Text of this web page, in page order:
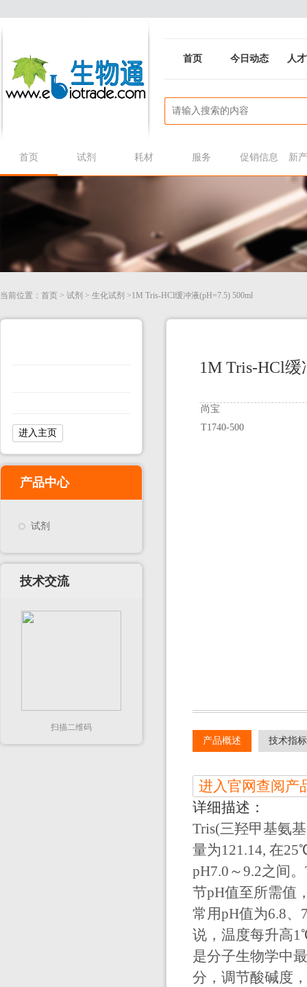
首页 今日动态 人
首页 试剂 耗材 服务 促销信息 新
当前位置： 首页 > 试剂 > 生化试剂 >1M Tris-HCl缓冲液(pH=7.5) 500ml
进入主页
产品中心
试剂
技术交流
扫描二维码
1M Tris-HCl缓
尚宝
T1740-500
产品概述 技术指
进入官网查阅产
详细描述：
Tris(三羟甲基氨
量为121.14, 在
pH7.0～9.2之间
节pH值至所需值
常用pH值为6.8、
说，温度每升高
是分子生物学中
分，调节酸碱度